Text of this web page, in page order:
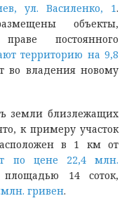
ул. Василенко, 1.
объекты,
постоянного
территорию на 9,8
во владения новому
земли близлежащих
к примеру участок
в 1 км от
по цене 22,4 млн.
14 соток,
гривен.